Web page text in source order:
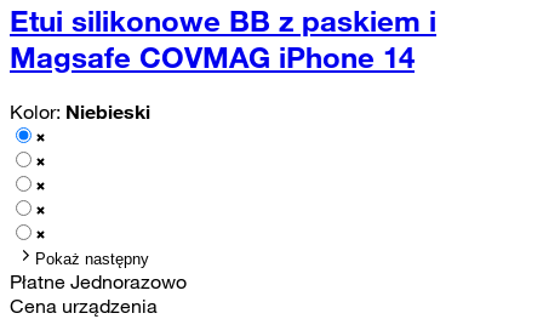
Etui silikonowe BB z paskiem i
Magsafe COVMAG iPhone 14
Kolor: Niebieski
Pokaż następny
Płatne Jednorazowo
Cena urządzenia